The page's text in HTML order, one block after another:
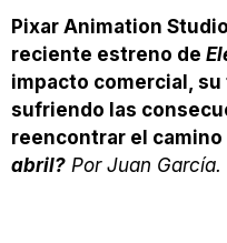
Pixar Animation
reciente estreno de
impacto comercial,
sufriendo las
reencontrar el camino
abril? Por Juan García.